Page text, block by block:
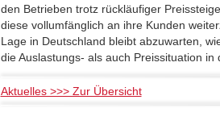
den Betrieben trotz rückläufiger
diese vollumfänglich an ihre Kunden
Lage in Deutschland bleibt abzuwarten,
die Auslastungs- als auch Preissituation
Aktuelles >>> Zur Übersicht